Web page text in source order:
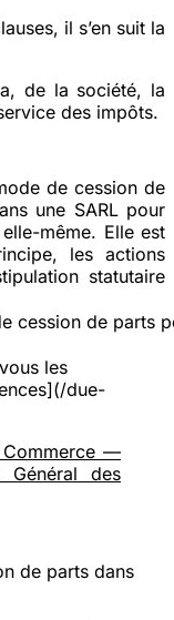
il s’en suit la
de la société, la
des impôts.
de cession de
une SARL pour
même. Elle est
les actions
statutaire
cession de parts
les
due-
—
Général des
de parts dans